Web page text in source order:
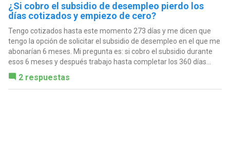
¿Si cobro el subsidio de desempleo pierdo los
días cotizados y empiezo de cero?
Tengo cotizados hasta este momento 273 días y me dicen que
tengo la opción de solicitar el subsidio de desempleo en el que me
abonarían 6 meses. Mi pregunta es: si cobro el subsidio durante
esos 6 meses y después trabajo hasta completar los 360 días...
2 respuestas